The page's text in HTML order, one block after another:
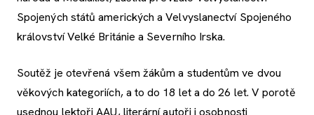
Spojených států amerických a Velvyslanectví Spojeného
království Velké Británie a Severního Irska.
Soutěž je otevřená všem žákům a studentům ve dvou
věkových kategoriích, a to do 18 let a do 26 let. V porotě
usednou lektoři AAU, literární autoři i osobnosti